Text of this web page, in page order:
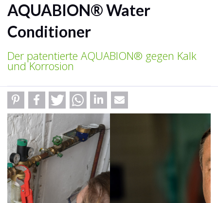
AQUABION® Water
Conditioner
Der patentierte AQUABION® gegen Kalk
und Korrosion